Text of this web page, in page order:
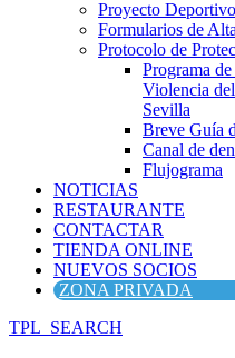
Proyecto
Formularios de
Protocolo de
Programa
Violencia
Sevilla
Breve Guía
Canal de
Flujograma
NOTICIAS
RESTAURANTE
CONTACTAR
TIENDA ONLINE
NUEVOS SOCIOS
ZONA PRIVADA
TPL_SEARCH